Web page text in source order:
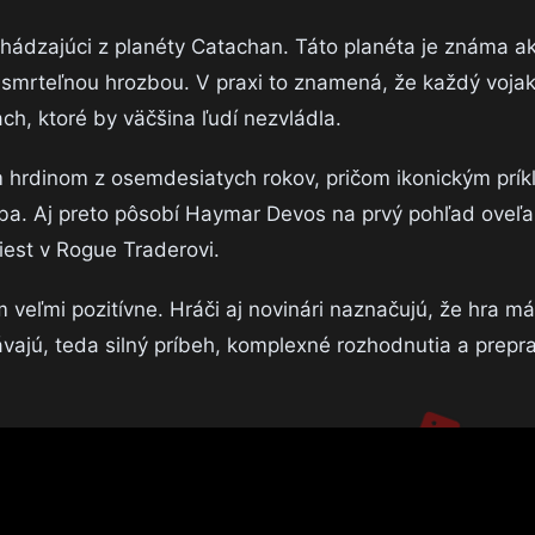
z planéty Catachan. Táto planéta je známa
hrozbou. V praxi to znamená, že každý
ktoré by väčšina ľudí nezvládla.
z osemdesiatych rokov, pričom ikonickým
Aj preto pôsobí Haymar Devos na prvý pohľad oveľa
v Rogue Traderovi.
veľmi pozitívne. Hráči aj novinári naznačujú, že hra
teda silný príbeh, komplexné rozhodnutia a